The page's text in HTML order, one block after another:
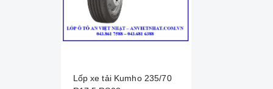
Lốp xe tải Kumho 235/70